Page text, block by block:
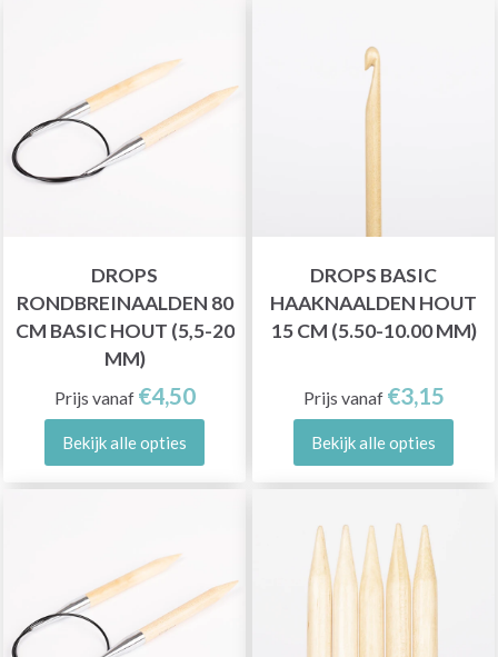
DROPS
RONDBREINAALDEN 80
CM BASIC HOUT (5,5-20
MM)
Prijs vanaf €4,50
Bekijk alle opties
DROPS BASIC
HAAKNAALDEN HOUT
15 CM (5.50-10.00 MM)
Prijs vanaf €3,15
Bekijk alle opties